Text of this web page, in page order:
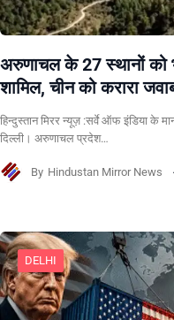
अरुणाचल के 27 स्थानों को
शामिल, चीन को करारा
हिन्दुस्तान मिरर न्यूज़ :सर्वे ऑफ इंडिया के
दिल्ली। अरुणाचल प्रदेश…
By Hindustan Mirror News
DELHI